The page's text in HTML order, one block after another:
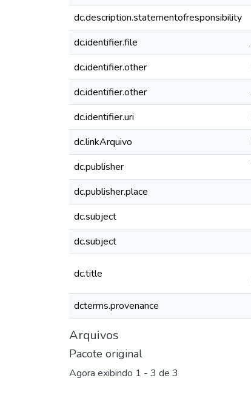
dc.description.statementofresponsibility
dc.identifier.file
dc.identifier.other
dc.identifier.other
dc.identifier.uri
dc.linkArquivo
dc.publisher
dc.publisher.place
dc.subject
dc.subject
dc.title
dcterms.provenance
Arquivos
Pacote original
Agora exibindo 1 - 3 de 3